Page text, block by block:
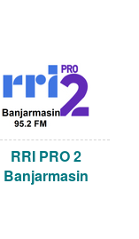
RRI PRO 2
Banjarmasin